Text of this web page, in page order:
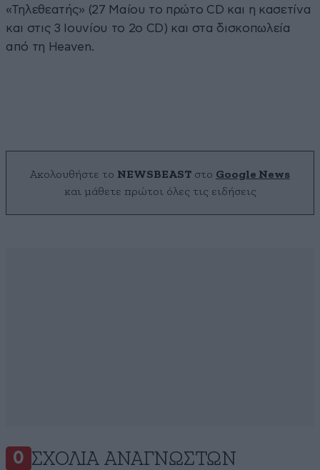
«Τηλεθεατής» (27 Μαίου το πρώτο CD και η κασετίνα
και στις 3 Ιουνίου το 2ο CD) και στα δισκοπωλεία
από τη Heaven.
Ακολουθήστε το NEWSBEAST στο Google News
και μάθετε πρώτοι όλες τις ειδήσεις
0 ΣΧΌΛΙΑ ΑΝΑΓΝΩΣΤΏΝ